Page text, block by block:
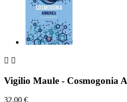
 
Vigilio Maule - Cosmogonia
32,00 €